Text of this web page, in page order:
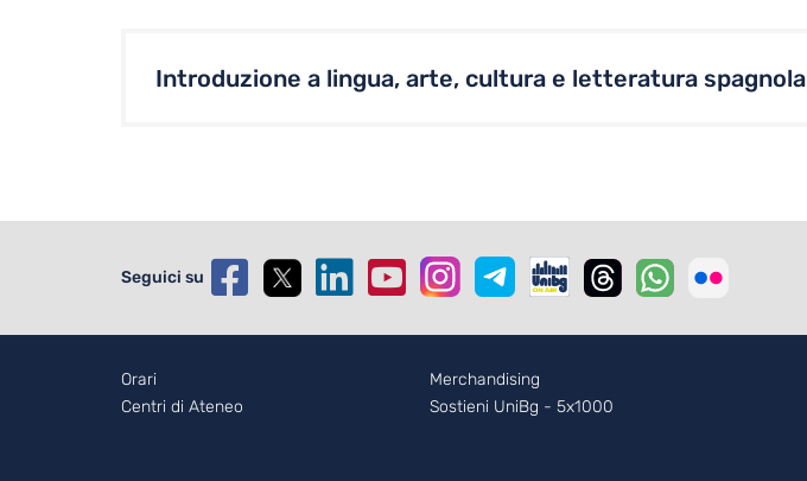
Introduzione a lingua, arte, cultura e letteratura spagnola
Seguici su
Footer - 1
Orari
Centri di Ateneo
Footer - 2
Merchandising
Sostieni UniBg - 5x1000